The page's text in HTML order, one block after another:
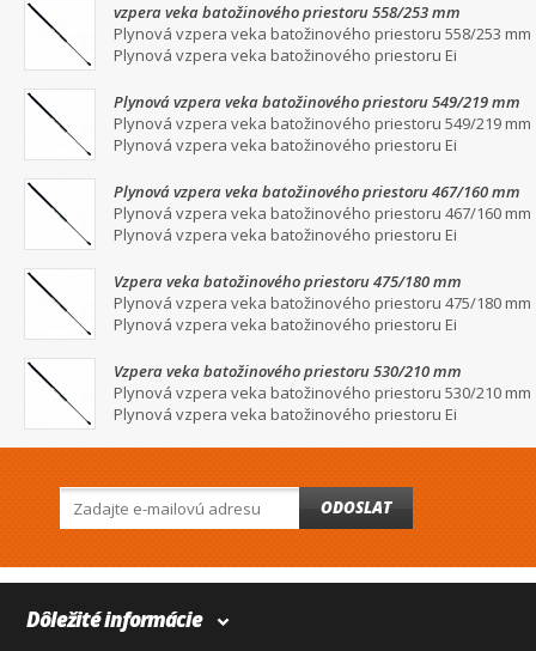
vzpera veka batožinového priestoru 558/253 mm
Plynová vzpera veka batožinového priestoru 558/253 mm
Plynová vzpera veka batožinového priestoru Ei
Plynová vzpera veka batožinového priestoru 549/219 mm
Plynová vzpera veka batožinového priestoru 549/219 mm
Plynová vzpera veka batožinového priestoru Ei
Plynová vzpera veka batožinového priestoru 467/160 mm
Plynová vzpera veka batožinového priestoru 467/160 mm
Plynová vzpera veka batožinového priestoru Ei
Vzpera veka batožinového priestoru 475/180 mm
Plynová vzpera veka batožinového priestoru 475/180 mm
Plynová vzpera veka batožinového priestoru Ei
Vzpera veka batožinového priestoru 530/210 mm
Plynová vzpera veka batožinového priestoru 530/210 mm
Plynová vzpera veka batožinového priestoru Ei
ODOSLAT
Dôležité informácie